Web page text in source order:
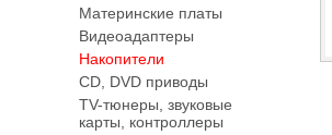
Материнские платы
Видеоадаптеры
Накопители
CD, DVD приводы
TV-тюнеры, звуковые
карты, контроллеры